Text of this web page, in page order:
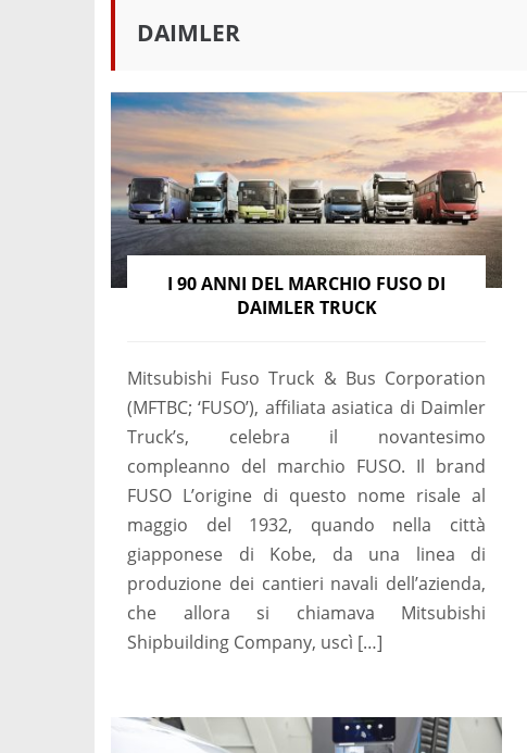
DAIMLER
I 90 ANNI DEL MARCHIO FUSO DI
DAIMLER TRUCK
Mitsubishi Fuso Truck & Bus Corporation
(MFTBC; ‘FUSO’), affiliata asiatica di Daimler
Truck’s, celebra il novantesimo
compleanno del marchio FUSO. Il brand
FUSO L’origine di questo nome risale al
maggio del 1932, quando nella città
giapponese di Kobe, da una linea di
produzione dei cantieri navali dell’azienda,
che allora si chiamava Mitsubishi
Shipbuilding Company, uscì […]